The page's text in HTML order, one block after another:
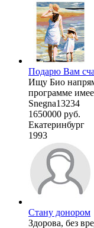
Подарю Вам
Ищу Био
программе
Snegna13234
1650000 руб.
Екатеринбург
1993
Стану донором
Здорова, без